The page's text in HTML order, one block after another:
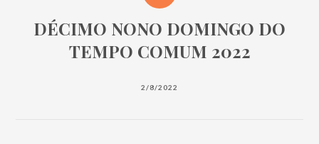
DÉCIMO NONO DOMINGO DO
TEMPO COMUM 2022
2/8/2022